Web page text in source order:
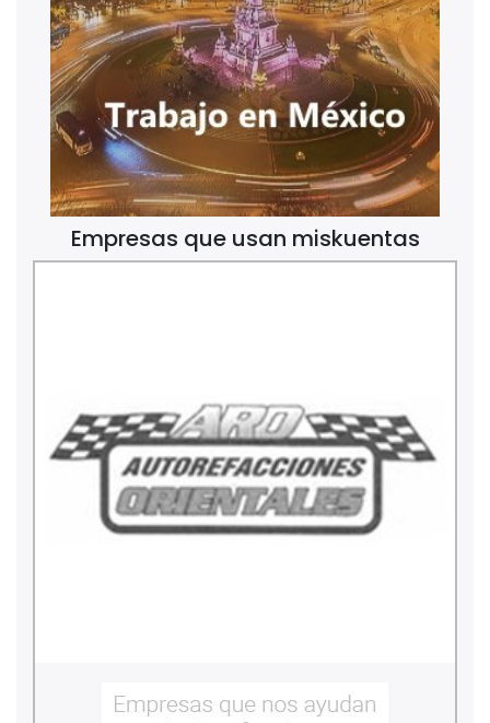
Empresas que usan miskuentas